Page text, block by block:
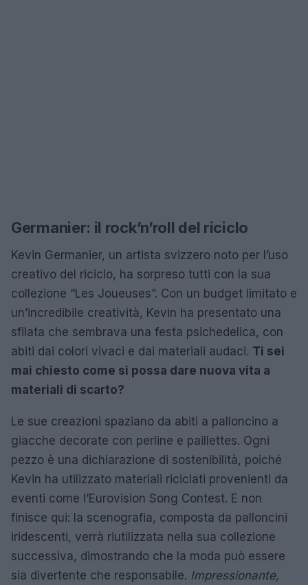
Germanier: il rock’n’roll del riciclo
Kevin Germanier, un artista svizzero noto per l’uso
creativo del riciclo, ha sorpreso tutti con la sua
collezione “Les Joueuses”. Con un budget limitato e
un’incredibile creatività, Kevin ha presentato una
sfilata che sembrava una festa psichedelica, con
abiti dai colori vivaci e dai materiali audaci. Ti sei
mai chiesto come si possa dare nuova vita a
materiali di scarto?
Le sue creazioni spaziano da abiti a palloncino a
giacche decorate con perline e paillettes. Ogni
pezzo è una dichiarazione di sostenibilità, poiché
Kevin ha utilizzato materiali riciclati provenienti da
eventi come l’Eurovision Song Contest. E non
finisce qui: la scenografia, composta da palloncini
iridescenti, verrà riutilizzata nella sua collezione
successiva, dimostrando che la moda può essere
sia divertente che responsabile. Impressionante,